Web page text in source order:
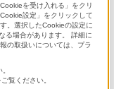
一眼レフカメラ DSLR-A900
を受け入れる」をクリ
設定」をクリックして
。選択したCookieの設定に
る場合があります。 詳細に
の取扱いについては、プラ
ご覧ください。